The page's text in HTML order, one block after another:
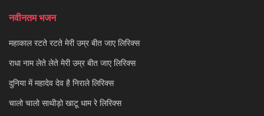
नवीनतम भजन
महाकाल रटते रटते मेरी उम्र बीत जाए लिरिक्स
राधा नाम लेते लेते मेरी उम्र बीत जाए लिरिक्स
दुनिया में महादेव देव है निराले लिरिक्स
चालो चालो साथीड़ो खाटू धाम रे लिरिक्स